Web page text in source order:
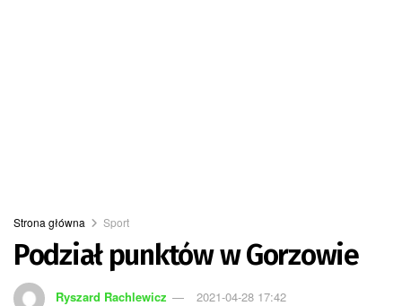
Strona główna Sport
Podział punktów w Gorzowie
Ryszard Rachlewicz 2021-04-28 17:42